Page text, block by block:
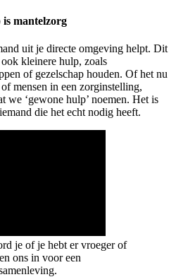
mantelzorg
uit je directe omgeving helpt. Dit
kleinere hulp, zoals
of gezelschap houden. Of het nu
mensen in een zorginstelling,
we ‘gewone hulp’ noemen. Het is
die het echt nodig heeft.
je of je hebt er vroeger of
ons in voor een